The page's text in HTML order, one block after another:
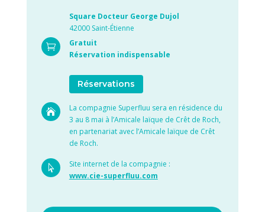
Square Docteur George Dujol
42000 Saint-Étienne

Gratuit
Réservation indispensable
Réservations

La compagnie Superfluu sera en résidence du
3 au 8 mai à l’Amicale laïque de Crêt de Roch,
en partenariat avec l’Amicale laïque de Crêt
de Roch.

Site internet de la compagnie :
www.cie-superfluu.com